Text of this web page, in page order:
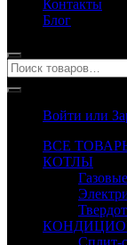
Контакты
Блог
Войти или
ВСЕ
КОТЛЫ
Газовые
Сплит-